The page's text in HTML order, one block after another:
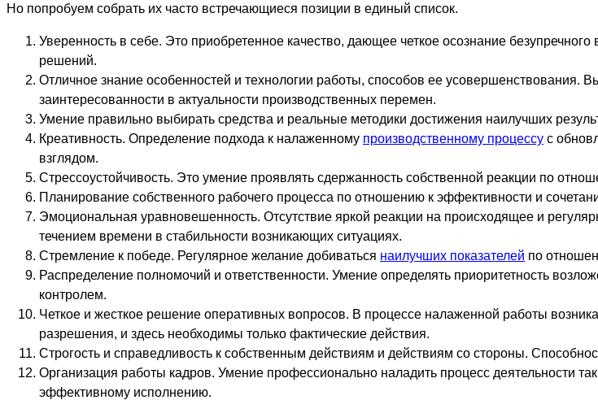
Но попробуем собрать их часто встречающиеся позиции в единый список.
Уверенность в себе. Это приобретенное качество, дающее четкое осознание
решений.
Отличное знание особенностей и технологии работы, способов ее усовершенствования.
заинтересованности в актуальности производственных перемен.
Умение правильно выбирать средства и реальные методики достижения наилучших
Креативность. Определение подхода к налаженному производственному процессу с
взглядом.
Стрессоустойчивость. Это умение проявлять сдержанность собственной реакции по
Планирование собственного рабочего процесса по отношению к эффективности и
Эмоциональная уравновешенность. Отсутствие яркой реакции на происходящее и
течением времени в стабильности возникающих ситуациях.
Стремление к победе. Регулярное желание добиваться наилучших показателей по
Распределение полномочий и ответственности. Умение определять приоритетность
контролем.
Четкое и жесткое решение оперативных вопросов. В процессе налаженной работы
разрешения, и здесь необходимы только фактические действия.
Строгость и справедливость к собственным действиям и действиям со стороны.
Организация работы кадров. Умение профессионально наладить процесс деятельности
эффективному исполнению.